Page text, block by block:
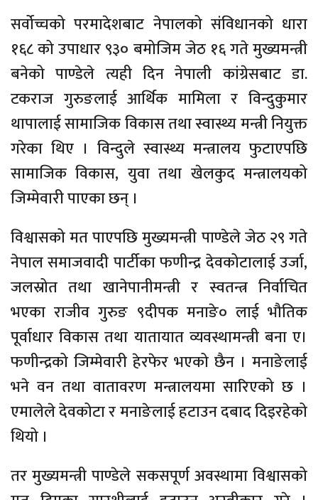
सर्वोच्चको परमादेशबाट नेपालको संविधानको धारा
१६८ को उपाधार ९३० बमोजिम जेठ १६ गते मुख्यमन्त्री
बनेको पाण्डेले त्यही दिन नेपाली कांग्रेसबाट डा.
टकराज गुरुङलाई आर्थिक मामिला र विन्दुकुमार
थापालाई सामाजिक विकास तथा स्वास्थ्य मन्त्री नियुक्त
गरेका थिए । विन्दुले स्वास्थ्य मन्त्रालय फुटाएपछि
सामाजिक विकास, युवा तथा खेलकुद मन्त्रालयको
जिम्मेवारी पाएका छन् ।
विश्वासको मत पाएपछि मुख्यमन्त्री पाण्डेले जेठ २९ गते
नेपाल समाजवादी पार्टीका फणीन्द्र देवकोटालाई उर्जा,
जलस्रोत तथा खानेपानीमन्त्री र स्वतन्त्र निर्वाचित
भएका राजीव गुरुङ ९दीपक मनाङे० लाई भौतिक
पूर्वाधार विकास तथा यातायात व्यवस्थामन्त्री बना ए।
फणीन्द्रको जिम्मेवारी हेरफेर भएको छैन । मनाङेलाई
भने वन तथा वातावरण मन्त्रालयमा सारिएको छ ।
एमालेले देवकोटा र मनाङेलाई हटाउन दबाद दिइरहेको
थियो ।
तर मुख्यमन्त्री पाण्डेले सकसपूर्ण अवस्थामा विश्वासको